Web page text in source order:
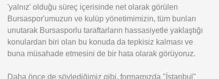
'yalnız' olduğu süreç içerisinde net olarak görülen
Bursaspor'umuzun ve kulüp yönetimimizin, tüm bunları
unutarak Bursasporlu taraftarların hassasiyetle yaklaştığı
konulardan biri olan bu konuda da tepkisiz kalması ve
buna müsahade etmesini de bir hata olarak görüyoruz.
Daha önce de söylediğimiz gibi, formamızda "İstanbul"